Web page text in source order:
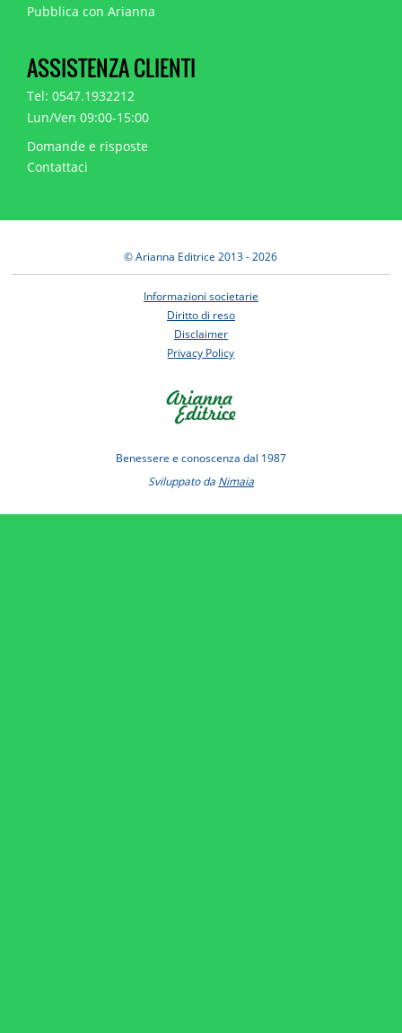
Pubblica con Arianna
ASSISTENZA CLIENTI
Tel: 0547.1932212
Lun/Ven 09:00-15:00
Domande e risposte
Contattaci
© Arianna Editrice 2013 - 2026
Informazioni societarie
Diritto di reso
Disclaimer
Privacy Policy
Benessere e conoscenza dal 1987
Sviluppato da Nimaia